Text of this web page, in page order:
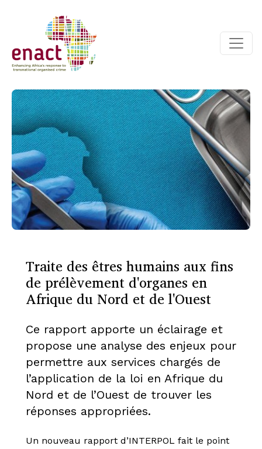
Traite des êtres humains aux fins
de prélèvement d'organes en
Afrique du Nord et de l'Ouest
Ce rapport apporte un éclairage et
propose une analyse des enjeux pour
permettre aux services chargés de
l’application de la loi en Afrique du
Nord et de l’Ouest de trouver les
réponses appropriées.
Un nouveau rapport d’INTERPOL fait le point